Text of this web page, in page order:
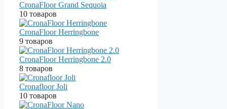
CronaFloor Grand Sequoia
10 товаров
CronaFloor Herringbone
9 товаров
CronaFloor Herringbone 2.0
8 товаров
Cronafloor Joli
10 товаров